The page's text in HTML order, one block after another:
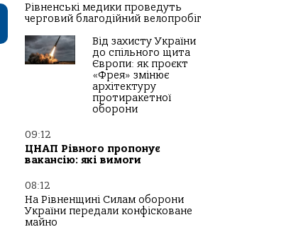
Рівненські медики проведуть
черговий благодійний велопробіг
Від захисту України
до спільного щита
Європи: як проєкт
«Фрея» змінює
архітектуру
протиракетної
оборони
09:12
ЦНАП Рівного пропонує
вакансію: які вимоги
08:12
На Рівненщині Силам оборони
України передали конфісковане
майно